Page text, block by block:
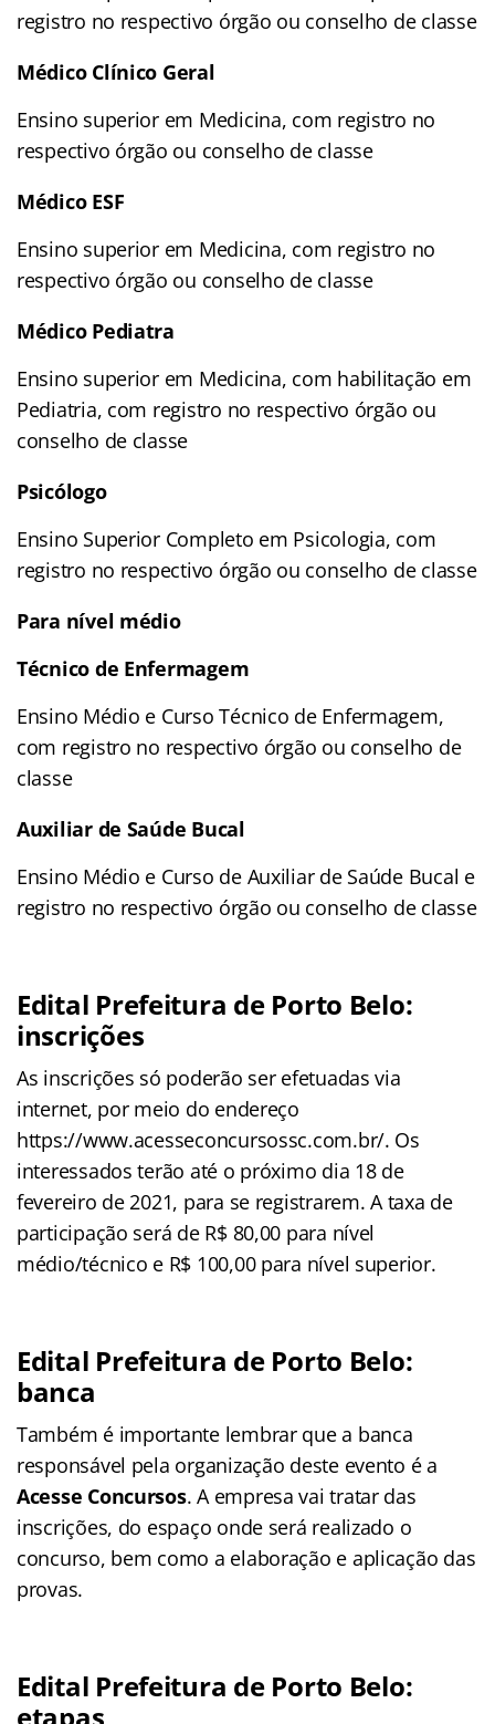
registro no respectivo órgão ou conselho de classe
Médico Clínico Geral
Ensino superior em Medicina, com registro no
respectivo órgão ou conselho de classe
Médico ESF
Ensino superior em Medicina, com registro no
respectivo órgão ou conselho de classe
Médico Pediatra
Ensino superior em Medicina, com habilitação em
Pediatria, com registro no respectivo órgão ou
conselho de classe
Psicólogo
Ensino Superior Completo em Psicologia, com
registro no respectivo órgão ou conselho de classe
Para nível médio
Técnico de Enfermagem
Ensino Médio e Curso Técnico de Enfermagem,
com registro no respectivo órgão ou conselho de
classe
Auxiliar de Saúde Bucal
Ensino Médio e Curso de Auxiliar de Saúde Bucal e
registro no respectivo órgão ou conselho de classe
Edital Prefeitura de Porto Belo:
inscrições
As inscrições só poderão ser efetuadas via
internet, por meio do endereço
https://www.acesseconcursossc.com.br/. Os
interessados terão até o próximo dia 18 de
fevereiro de 2021, para se registrarem. A taxa de
participação será de R$ 80,00 para nível
médio/técnico e R$ 100,00 para nível superior.
Edital Prefeitura de Porto Belo:
banca
Também é importante lembrar que a banca
responsável pela organização deste evento é a
Acesse Concursos. A empresa vai tratar das
inscrições, do espaço onde será realizado o
concurso, bem como a elaboração e aplicação das
provas.
Edital Prefeitura de Porto Belo: